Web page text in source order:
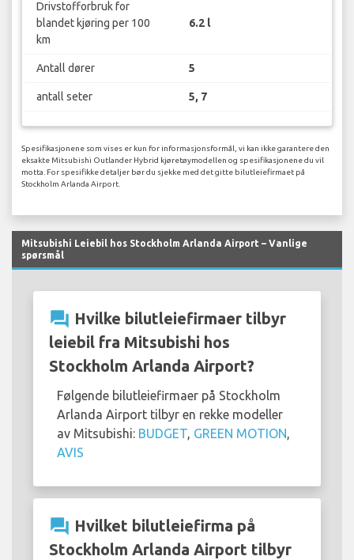
Drivstofforbruk for
blandet kjøring per 100
km
6.2 l
Antall dører 5
antall seter 5, 7
Spesifikasjonene som vises er kun for informasjonsformål, vi kan ikke garantere den
eksakte Mitsubishi Outlander Hybrid kjøretøymodellen og spesifikasjonene du vil
motta. For spesifikke detaljer bør du sjekke med det gitte bilutleiefirmaet på
Stockholm Arlanda Airport.
Mitsubishi Leiebil hos Stockholm Arlanda Airport – Vanlige
spørsmål
question_answer Hvilke bilutleiefirmaer tilbyr
leiebil fra Mitsubishi hos
Stockholm Arlanda Airport?
Følgende bilutleiefirmaer på Stockholm
Arlanda Airport tilbyr en rekke modeller
av Mitsubishi: BUDGET GREEN MOTION
AVIS
question_answer Hvilket bilutleiefirma på
Stockholm Arlanda Airport tilbyr